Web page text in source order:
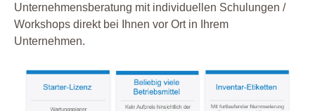
Unternehmensberatung mit individuellen Schulungen /
Workshops direkt bei Ihnen vor Ort in Ihrem
Unternehmen.